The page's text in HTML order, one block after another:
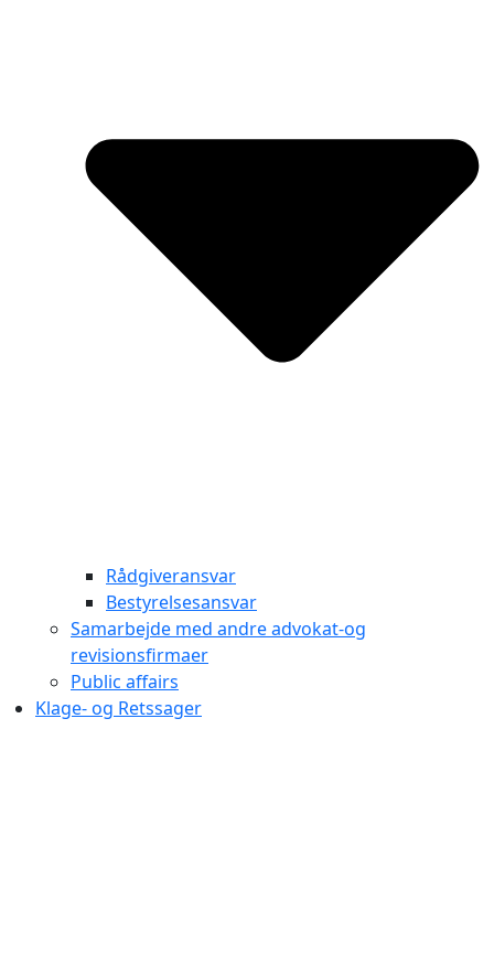
Rådgiveransvar
Bestyrelsesansvar
Samarbejde med andre advokat-og
revisionsfirmaer
Public affairs
Klage- og Retssager